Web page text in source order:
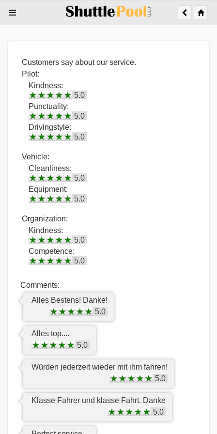
Customers say about our service.
Pilot:
Kindness:
5.0
Punctuality:
5.0
Drivingstyle:
5.0
Vehicle:
Cleanliness:
5.0
Equipment:
5.0
Organization:
Kindness:
5.0
Competence:
5.0
Comments:
Alles Bestens! Danke!
5.0
Alles top....
5.0
Würden jederzeit wieder mit ihm fahren!
5.0
Klasse Fahrer und klasse Fahrt. Danke
5.0